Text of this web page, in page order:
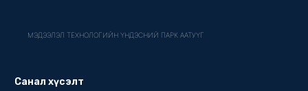
МЭДЭЭЛЭЛ ТЕХНОЛОГИЙН ҮНДЭСНИЙ ПАРК ААТУҮГ
Санал хүсэлт